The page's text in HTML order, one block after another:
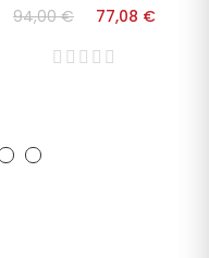
94,00 €
77,08 €